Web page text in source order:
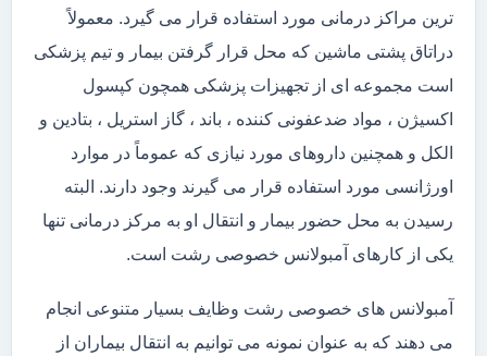
ترین مراکز درمانی مورد استفاده قرار می گیرد. معمولاً
دراتاق پشتی ماشین که محل قرار گرفتن بیمار و تیم پزشکی
است مجموعه ای از تجهیزات پزشکی همچون کپسول
اکسیژن ، مواد ضدعفونی کننده ، باند ، گاز استریل ، بتادین و
الکل و همچنین داروهای مورد نیازی که عموماً در موارد
اورژانسی مورد استفاده قرار می گیرند وجود دارند. البته
رسیدن به محل حضور بیمار و انتقال او به مرکز درمانی تنها
یکی از کارهای آمبولانس خصوصی رشت است.
آمبولانس های خصوصی رشت وظایف بسیار متنوعی انجام
می دهند که به عنوان نمونه می توانیم به انتقال بیماران از